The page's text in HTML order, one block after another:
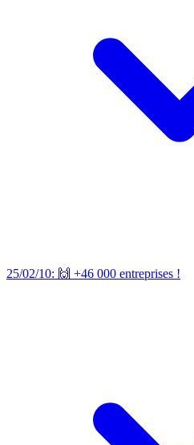
25/02/10: 🙌 +46 000 entreprises !